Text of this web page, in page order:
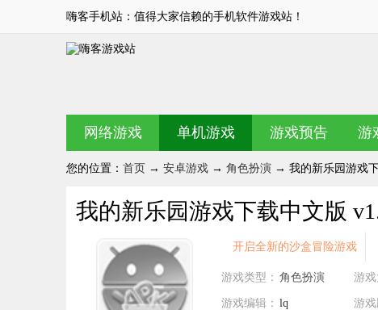
嗨客手机站：值得大家信赖的手机软件游戏站！
网络游戏 单机游戏 游戏预告 游
您的位置： 首页 → 安卓游戏 → 角色扮演 → 我的新乐园游戏
我的新乐园游戏下载中文版
开启全新的沙盒冒险游戏
游戏类型： 角色扮演 游戏
游戏编辑： lq 游戏